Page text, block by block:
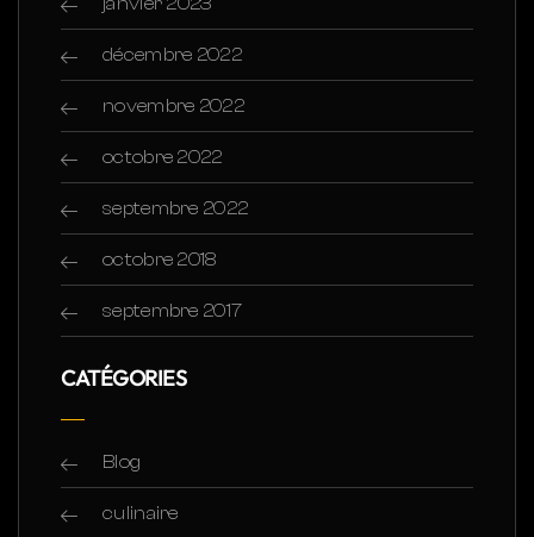
décembre 2022
novembre 2022
octobre 2022
septembre 2022
octobre 2018
septembre 2017
CATÉGORIES
Blog
culinaire